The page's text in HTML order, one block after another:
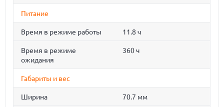
Питание
Время в режиме работы 11.8 ч
Время в режиме
ожидания
360 ч
Габариты и вес
Ширина 70.7 мм